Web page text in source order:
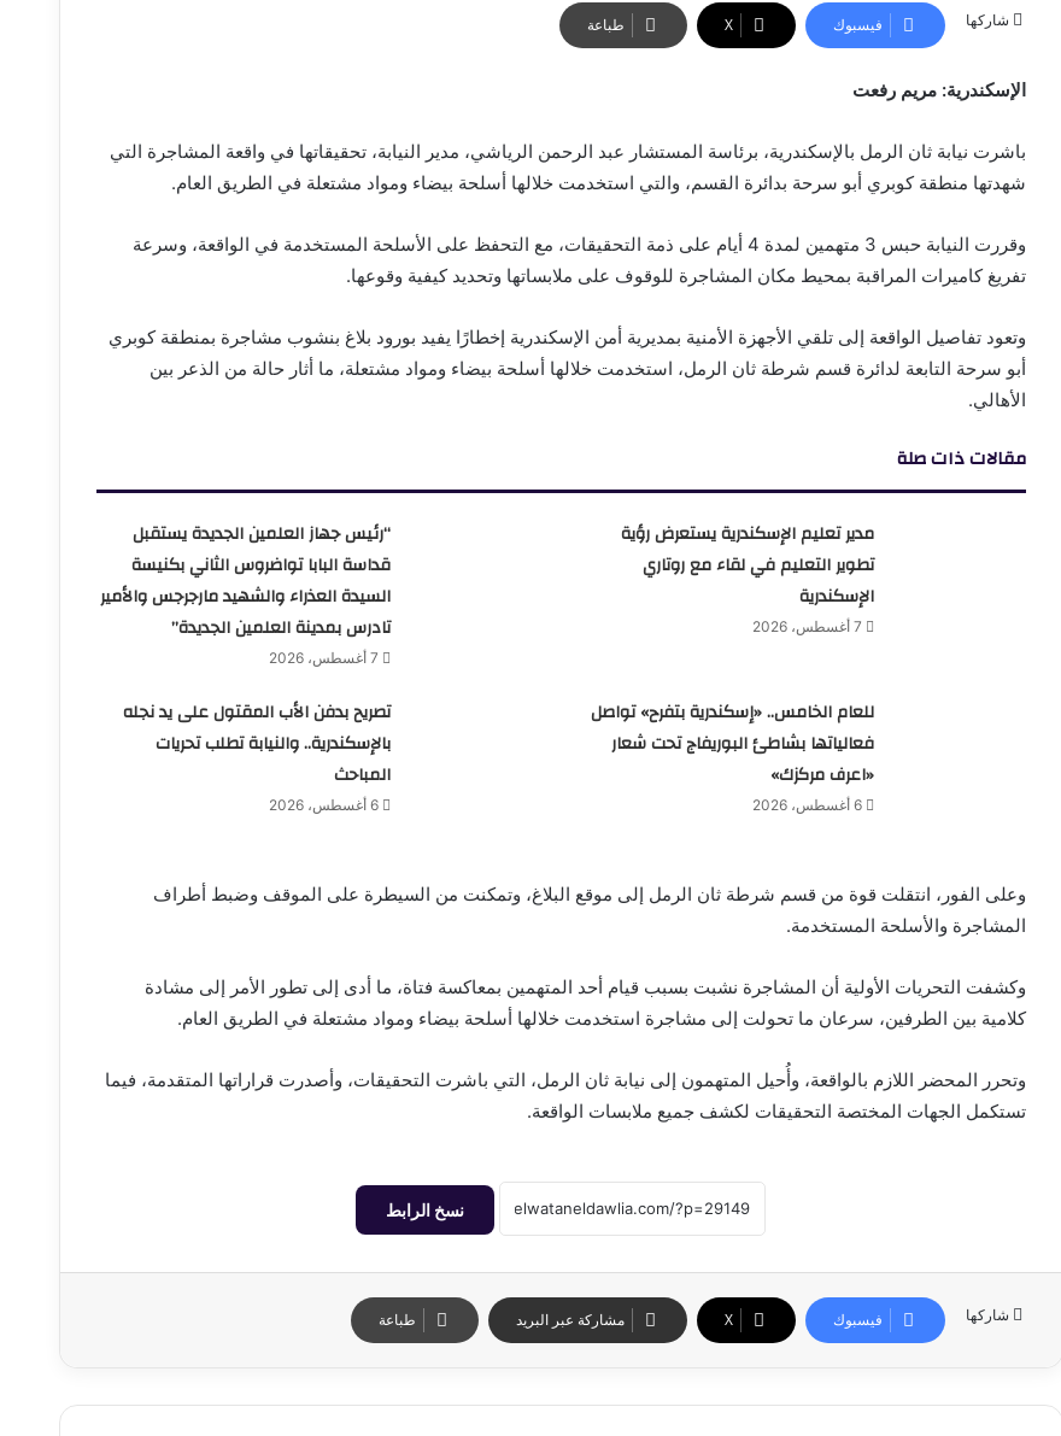
شاركها فيسبوك ‫X طباعة
الإسكندرية: مريم رفعت
باشرت نيابة ثان الرمل بالإسكندرية، برئاسة المستشار عبد الرحمن الرياشي، مدير النيابة، تحقيقاتها في واقعة المشاجرة التي
شهدتها منطقة كوبري أبو سرحة بدائرة القسم، والتي استخدمت خلالها أسلحة بيضاء ومواد مشتعلة في الطريق العام.
وقررت النيابة حبس 3 متهمين لمدة 4 أيام على ذمة التحقيقات، مع التحفظ على الأسلحة المستخدمة في الواقعة، وسرعة
تفريغ كاميرات المراقبة بمحيط مكان المشاجرة للوقوف على ملابساتها وتحديد كيفية وقوعها.
وتعود تفاصيل الواقعة إلى تلقي الأجهزة الأمنية بمديرية أمن الإسكندرية إخطارًا يفيد بورود بلاغ بنشوب مشاجرة بمنطقة كوبري
أبو سرحة التابعة لدائرة قسم شرطة ثان الرمل، استخدمت خلالها أسلحة بيضاء ومواد مشتعلة، ما أثار حالة من الذعر بين
الأهالي.
مقالات ذات صلة
مدير تعليم الإسكندرية يستعرض رؤية
تطوير التعليم في لقاء مع روتاري
الإسكندرية
7 أغسطس، 2026
“رئيس جهاز العلمين الجديدة يستقبل
قداسة البابا تواضروس الثاني بكنيسة
السيدة العذراء والشهيد مارجرجس والأمير
تادرس بمدينة العلمين الجديدة”
7 أغسطس، 2026
للعام الخامس.. «إسكندرية بتفرح» تواصل
فعالياتها بشاطئ البوريفاج تحت شعار
«اعرف مركزك»
6 أغسطس، 2026
تصريح بدفن الأب المقتول على يد نجله
بالإسكندرية.. والنيابة تطلب تحريات
المباحث
6 أغسطس، 2026
وعلى الفور، انتقلت قوة من قسم شرطة ثان الرمل إلى موقع البلاغ، وتمكنت من السيطرة على الموقف وضبط أطراف
المشاجرة والأسلحة المستخدمة.
وكشفت التحريات الأولية أن المشاجرة نشبت بسبب قيام أحد المتهمين بمعاكسة فتاة، ما أدى إلى تطور الأمر إلى مشادة
كلامية بين الطرفين، سرعان ما تحولت إلى مشاجرة استخدمت خلالها أسلحة بيضاء ومواد مشتعلة في الطريق العام.
وتحرر المحضر اللازم بالواقعة، وأُحيل المتهمون إلى نيابة ثان الرمل، التي باشرت التحقيقات، وأصدرت قراراتها المتقدمة، فيما
تستكمل الجهات المختصة التحقيقات لكشف جميع ملابسات الواقعة.
نسخ الرابط
شاركها فيسبوك ‫X مشاركة عبر البريد طباعة